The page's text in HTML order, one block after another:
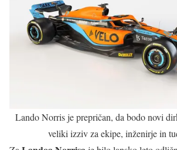
Lando Norris je prepričan, da bodo novi
veliki izziv za ekipe, inženirje in